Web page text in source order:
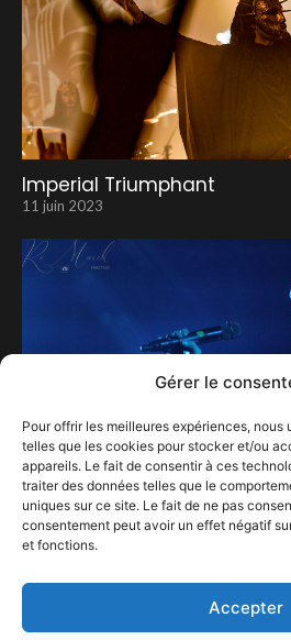
Gérer le
Pour offrir les meilleures expériences,
telles que les cookies pour stocker et/ou
appareils. Le fait de consentir à ces
traiter des données telles que le
uniques sur ce site. Le fait de ne pas
consentement peut avoir un effet négatif
et fonctions.
Accepter
Imperial Triumphant
11 juin 2023
3 décembre 2023